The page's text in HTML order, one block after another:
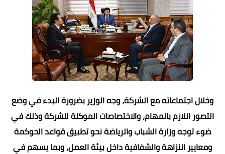
وخلال اجتماعاته مع الشركة، وجه الوزير بضرورة البدء في وضع
التصور اللازم بالمهام، والاختصاصات الموكلة للشركة وذلك في
ضوء توجه وزارة الشباب والرياضة نحو تطبيق قواعد الحوكمة
ومعايير النزاهة والشفافية داخل بيئة العمل، وبما يسهم في